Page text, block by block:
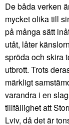
De båda verken
mycket olika till
på många sätt
utåt, låter
spröda och skira
utbrott. Trots
märkligt
varandra i en
tillfällighet att
Lviv, då det är